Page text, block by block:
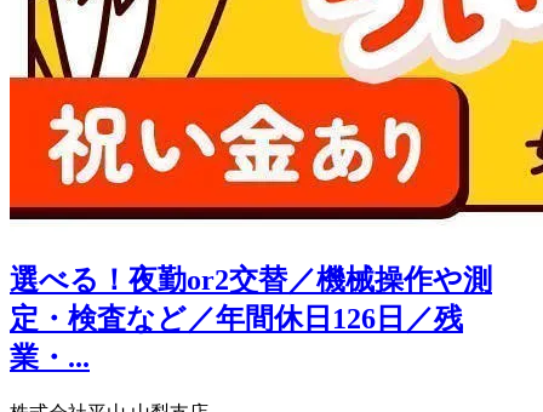
選べる！夜勤or2交替／機械操作や測
定・検査など／年間休日126日／残
業・...